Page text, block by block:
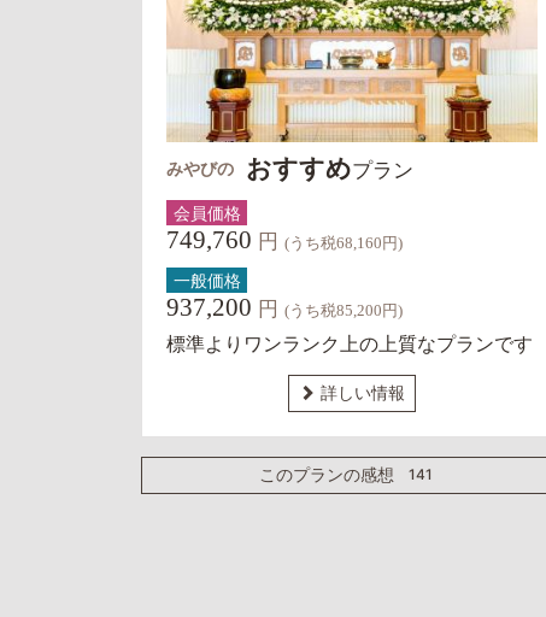
みやびの おすすめプラン
会員価格
749,760 円 (うち税68,160円)
一般価格
937,200 円 (うち税85,200円)
標準よりワンランク上の上質なプランです
詳しい情報
このプランの感想 141